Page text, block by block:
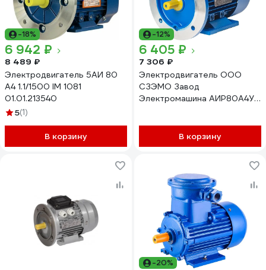
-18%
6 942 ₽
8 489 ₽
Электродвигатель 5АИ 80
А4 1.1/1500 IM 1081
01.01.213540
5(1)
В корзину
-12%
6 405 ₽
7 306 ₽
Электродвигатель ООО
СЗЭМО Завод
Электромашина АИР80А4У1
В корзину
-20%